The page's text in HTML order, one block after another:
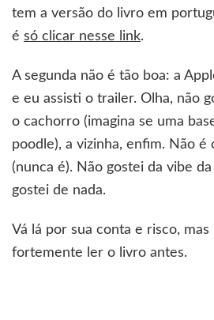
tem a versão do livro em
é só clicar nesse link.
A segunda não é tão boa: a
e eu assisti o trailer. Olha, não
o cachorro (imagina se uma
poodle), a vizinha, enfim. Não é
(nunca é). Não gostei da vibe
gostei de nada.
Vá lá por sua conta e risco,
fortemente ler o livro antes.